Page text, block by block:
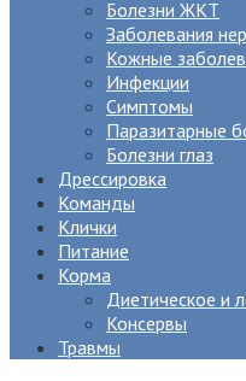
Болезни ЖКТ
Заболевания
Кожные
Инфекции
Симптомы
Паразитарные
Болезни глаз
Дрессировка
Команды
Клички
Питание
Корма
Диетическое и
Консервы
Травмы